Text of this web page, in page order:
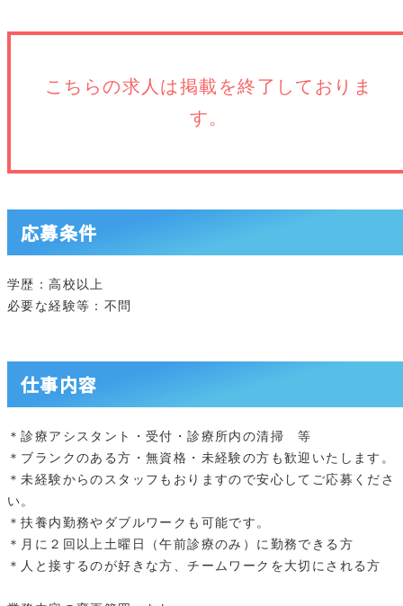
こちらの求人は掲載を終了しておりま
す。
応募条件
学歴：高校以上
必要な経験等：不問
仕事内容
＊診療アシスタント・受付・診療所内の清掃 等
＊ブランクのある方・無資格・未経験の方も歓迎いたします。
＊未経験からのスタッフもおりますので安心してご応募くださ
い。
＊扶養内勤務やダブルワークも可能です。
＊月に２回以上土曜日（午前診療のみ）に勤務できる方
＊人と接するのが好きな方、チームワークを大切にされる方